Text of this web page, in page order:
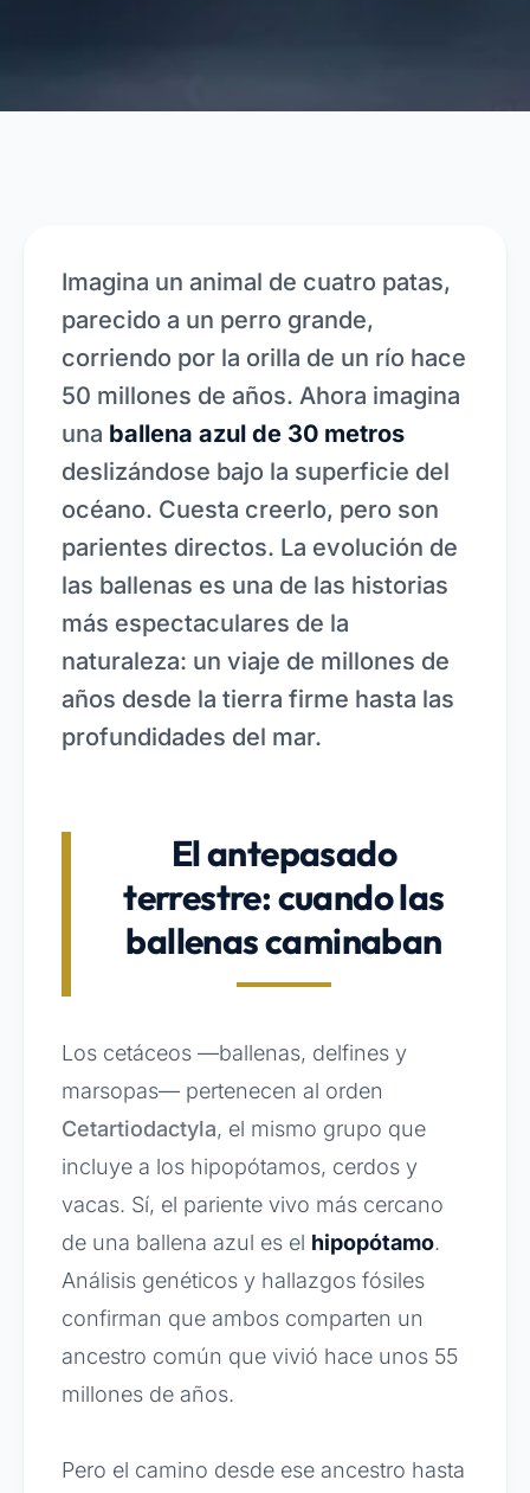
Imagina un animal de cuatro patas,
parecido a un perro grande,
corriendo por la orilla de un río hace
50 millones de años. Ahora imagina
una ballena azul de 30 metros
deslizándose bajo la superficie del
océano. Cuesta creerlo, pero son
parientes directos. La evolución de
las ballenas es una de las historias
más espectaculares de la
naturaleza: un viaje de millones de
años desde la tierra firme hasta las
profundidades del mar.
El antepasado
terrestre: cuando las
ballenas caminaban
Los cetáceos —ballenas, delfines y
marsopas— pertenecen al orden
Cetartiodactyla, el mismo grupo que
incluye a los hipopótamos, cerdos y
vacas. Sí, el pariente vivo más cercano
de una ballena azul es el hipopótamo.
Análisis genéticos y hallazgos fósiles
confirman que ambos comparten un
ancestro común que vivió hace unos 55
millones de años.
Pero el camino desde ese ancestro hasta